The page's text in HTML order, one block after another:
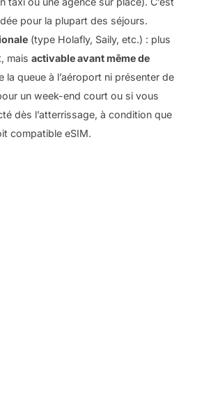
pour la plupart des séjours.
(type Holafly, Saily, etc.) : plus
maisactivable avant même de
la queue à l’aéroport ni présenter de
un week-end court ou si vous
dès l’atterrissage, à condition que
compatible eSIM.